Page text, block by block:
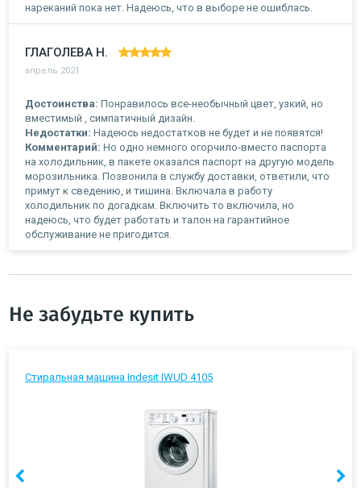
нареканий пока нет. Надеюсь, что в выборе не ошиблась.
ГЛАГОЛЕВА Н.
апрель 2021
Достоинства: Понравилось все-необычный цвет, узкий, но
вместимый , симпатичный дизайн.
Недостатки: Надеюсь недостатков не будет и не появятся!
Комментарий: Но одно немного огорчило-вместо паспорта
на холодильник, в пакете оказался паспорт на другую модель
морозильника. Позвонила в службу доставки, ответили, что
примут к сведению, и тишина. Включала в работу
холодильник по догадкам. Включить то включила, но
надеюсь, что будет работать и талон на гарантийное
обслуживание не пригодится.
Не забудьте купить
Стиральная машина Indesit IWUD 4105